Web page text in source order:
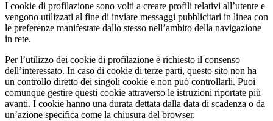
I cookie di profilazione sono volti a creare profili relativi all’utente e
vengono utilizzati al fine di inviare messaggi pubblicitari in linea con
le preferenze manifestate dallo stesso nell’ambito della navigazione
in rete.
Per l’utilizzo dei cookie di profilazione è richiesto il consenso
dell’interessato. In caso di cookie di terze parti, questo sito non ha
un controllo diretto dei singoli cookie e non può controllarli. Puoi
comunque gestire questi cookie attraverso le istruzioni riportate più
avanti. I cookie hanno una durata dettata dalla data di scadenza o da
un’azione specifica come la chiusura del browser.